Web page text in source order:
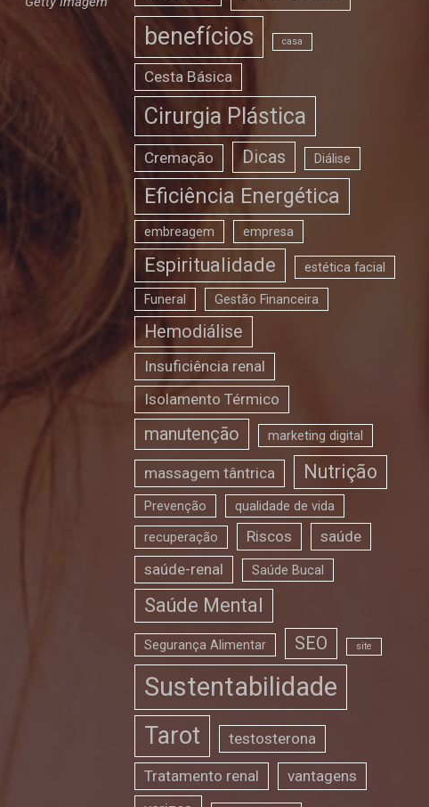
benefícios casa
Cesta Básica
Cirurgia Plástica
Cremação Dicas Diálise
Eficiência Energética
embreagem empresa
Espiritualidade estética facial
Funeral Gestão Financeira
Hemodiálise
Insuficiência renal
Isolamento Térmico
manutenção marketing digital
massagem tântrica Nutrição
Prevenção qualidade de vida
recuperação Riscos
saúde
saúde-renal
Saúde Bucal
Saúde Mental
Segurança Alimentar SEO site
Sustentabilidade
Tarot testosterona
Tratamento renal
vantagens